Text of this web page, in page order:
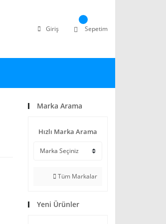
Giriş Sepetim
Marka Arama
Hızlı Marka Arama
Tüm Markalar
Yeni Ürünler